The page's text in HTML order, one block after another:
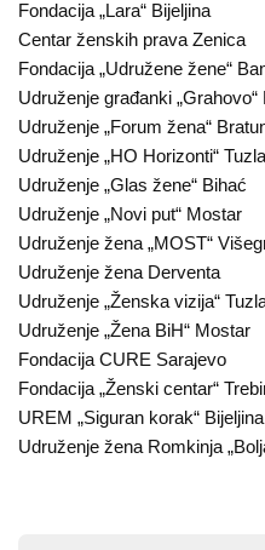
Fondacija „Lara“ Bijeljina
Centar ženskih prava Zenica
Fondacija „Udružene žene“
Udruženje građanki
Udruženje „Forum žena“
Udruženje „HO Horizonti“ Tuzla
Udruženje „Glas žene“ Bihać
Udruženje „Novi put“ Mostar
Udruženje žena „MOST“
Udruženje žena Derventa
Udruženje „Ženska vizija“
Udruženje „Žena BiH“ Mostar
Fondacija CURE Sarajevo
Fondacija „Ženski centar“
UREM „Siguran korak“ Bijeljina
Udruženje žena Romkinja